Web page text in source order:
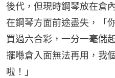
後代，但現時鋼琴放在倉
在鋼琴方面前途盡失，「
買過六合彩，一分一毫儲
擺喺倉入面無法再用，我
啦！」